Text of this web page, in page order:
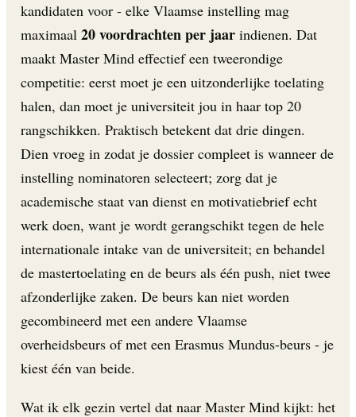
kandidaten voor - elke Vlaamse instelling mag
maximaal 20 voordrachten per jaar indienen. Dat
maakt Master Mind effectief een tweerondige
competitie: eerst moet je een uitzonderlijke toelating
halen, dan moet je universiteit jou in haar top 20
rangschikken. Praktisch betekent dat drie dingen.
Dien vroeg in zodat je dossier compleet is wanneer de
instelling nominatoren selecteert; zorg dat je
academische staat van dienst en motivatiebrief echt
werk doen, want je wordt gerangschikt tegen de hele
internationale intake van de universiteit; en behandel
de mastertoelating en de beurs als één push, niet twee
afzonderlijke zaken. De beurs kan niet worden
gecombineerd met een andere Vlaamse
overheidsbeurs of met een Erasmus Mundus-beurs - je
kiest één van beide.
Wat ik elk gezin vertel dat naar Master Mind kijkt: het